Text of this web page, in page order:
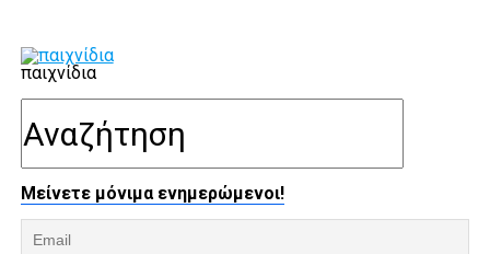
παιχνίδια
Μείνετε μόνιμα ενημερώμενοι!